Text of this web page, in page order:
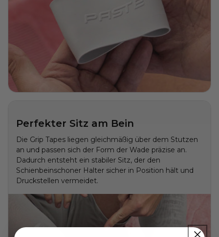
Perfekter Sitz am Bein
Die Grip Tapes liegen gleichmäßig über dem Stutzen
an und passen sich der Form der Wade präzise an.
Dadurch entsteht ein stabiler Sitz, der den
Schienbeinschoner Halter sicher in Position hält und
Druckstellen vermeidet.